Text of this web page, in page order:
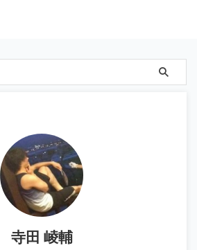
寺田 崚輔